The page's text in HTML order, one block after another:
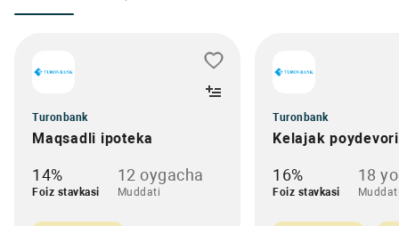
Turonbank
Maqsadli ipoteka
14%
Foiz stavkasi
12 oygacha
Muddati
Turonbank
Kelajak poydevori
16%
Foiz stavkasi
18